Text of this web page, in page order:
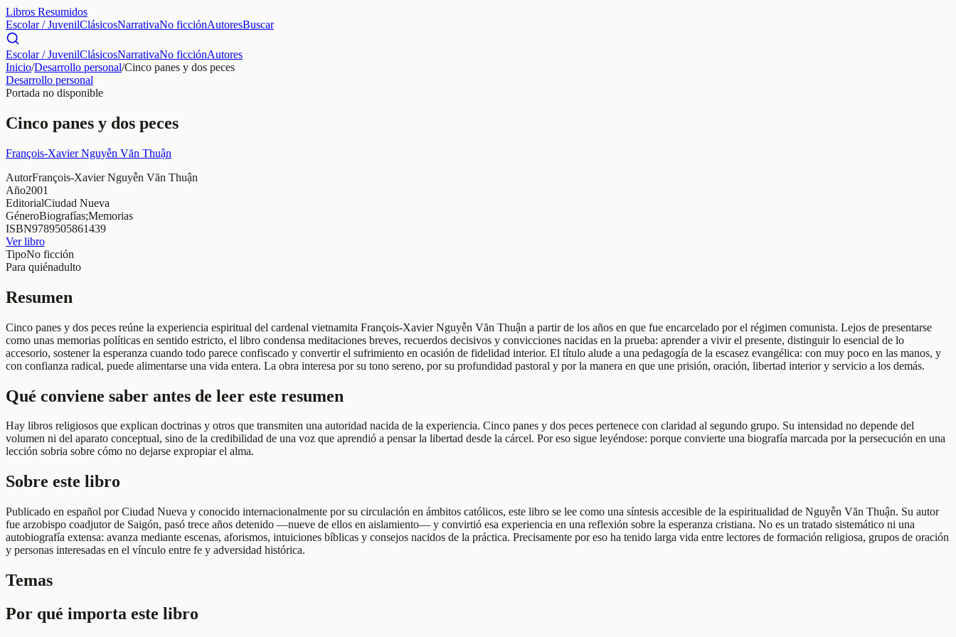
Libros Resumidos
Escolar / JuvenilClásicosNarrativaNo ficciónAutoresBuscar
Escolar / JuvenilClásicosNarrativaNo ficciónAutores
Inicio/Desarrollo personal/Cinco panes y dos peces
Desarrollo personal
Portada no disponible
Cinco panes y dos peces
François-Xavier Nguyễn Văn Thuận
AutorFrançois-Xavier Nguyễn Văn Thuận
Año2001
EditorialCiudad Nueva
GéneroBiografías;Memorias
ISBN9789505861439
Ver libro
TipoNo ficción
Para quiénadulto
Resumen
Cinco panes y dos peces reúne la experiencia espiritual del cardenal vietnamita François-Xavier Nguyễn Văn Thuận a partir de los años en que fue encarcelado por el régimen comunista. Lejos de presentarse
como unas memorias políticas en sentido estricto, el libro condensa meditaciones breves, recuerdos decisivos y convicciones nacidas en la prueba: aprender a vivir el presente, distinguir lo esencial de lo
accesorio, sostener la esperanza cuando todo parece confiscado y convertir el sufrimiento en ocasión de fidelidad interior. El título alude a una pedagogía de la escasez evangélica: con muy poco en las manos, y
con confianza radical, puede alimentarse una vida entera. La obra interesa por su tono sereno, por su profundidad pastoral y por la manera en que une prisión, oración, libertad interior y servicio a los demás.
Qué conviene saber antes de leer este resumen
Hay libros religiosos que explican doctrinas y otros que transmiten una autoridad nacida de la experiencia. Cinco panes y dos peces pertenece con claridad al segundo grupo. Su intensidad no depende del
volumen ni del aparato conceptual, sino de la credibilidad de una voz que aprendió a pensar la libertad desde la cárcel. Por eso sigue leyéndose: porque convierte una biografía marcada por la persecución en una
lección sobria sobre cómo no dejarse expropiar el alma.
Sobre este libro
Publicado en español por Ciudad Nueva y conocido internacionalmente por su circulación en ámbitos católicos, este libro se lee como una síntesis accesible de la espiritualidad de Nguyễn Văn Thuận. Su autor
fue arzobispo coadjutor de Saigón, pasó trece años detenido —nueve de ellos en aislamiento— y convirtió esa experiencia en una reflexión sobre la esperanza cristiana. No es un tratado sistemático ni una
autobiografía extensa: avanza mediante escenas, aforismos, intuiciones bíblicas y consejos nacidos de la práctica. Precisamente por eso ha tenido larga vida entre lectores de formación religiosa, grupos de oración
y personas interesadas en el vínculo entre fe y adversidad histórica.
Temas
Por qué importa este libro